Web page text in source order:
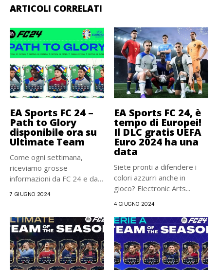
ARTICOLI CORRELATI
EA Sports FC 24 –
Path to Glory
disponibile ora su
Ultimate Team
Come ogni settimana,
riceviamo grosse
informazioni da FC 24 e da
7 GIUGNO 2024
EA Sports FC 24, è
tempo di Europei!
Il DLC gratis UEFA
Euro 2024 ha una
data
Siete pronti a difendere i
colori azzurri anche in
gioco? Electronic Arts...
4 GIUGNO 2024